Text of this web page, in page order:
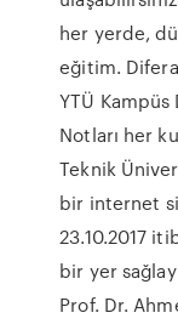
her yerde,
eğitim.
YTÜ
Notları her
Teknik
bir internet
23.10.2017
bir yer
Prof. Dr.